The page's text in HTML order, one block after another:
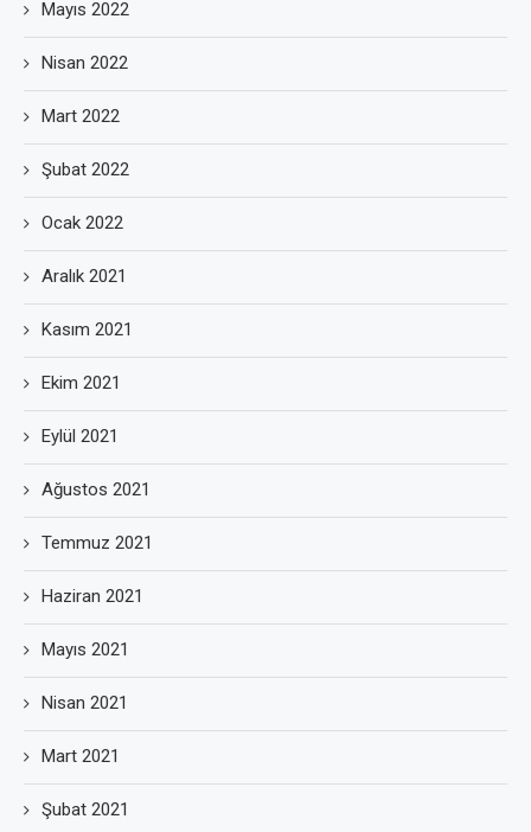
Mayıs 2022
Nisan 2022
Mart 2022
Şubat 2022
Ocak 2022
Aralık 2021
Kasım 2021
Ekim 2021
Eylül 2021
Ağustos 2021
Temmuz 2021
Haziran 2021
Mayıs 2021
Nisan 2021
Mart 2021
Şubat 2021